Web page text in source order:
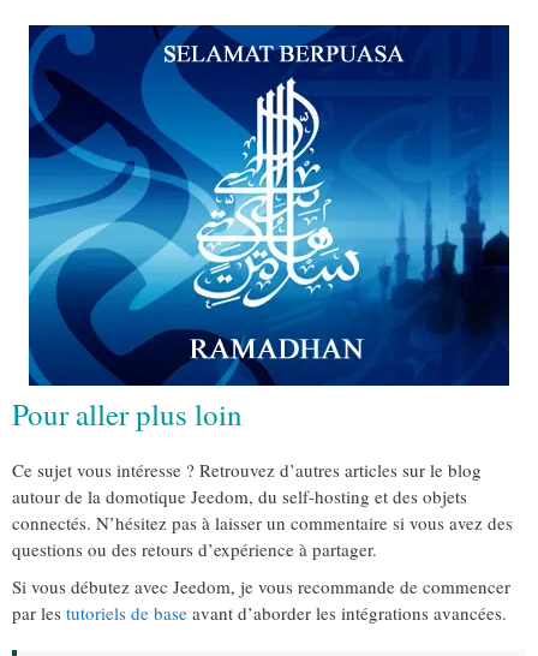
Pour aller plus loin
Ce sujet vous intéresse ? Retrouvez d’autres articles sur le blog
autour de la domotique Jeedom, du self-hosting et des objets
connectés. N’hésitez pas à laisser un commentaire si vous avez des
questions ou des retours d’expérience à partager.
Si vous débutez avec Jeedom, je vous recommande de commencer
par les tutoriels de base avant d’aborder les intégrations avancées.